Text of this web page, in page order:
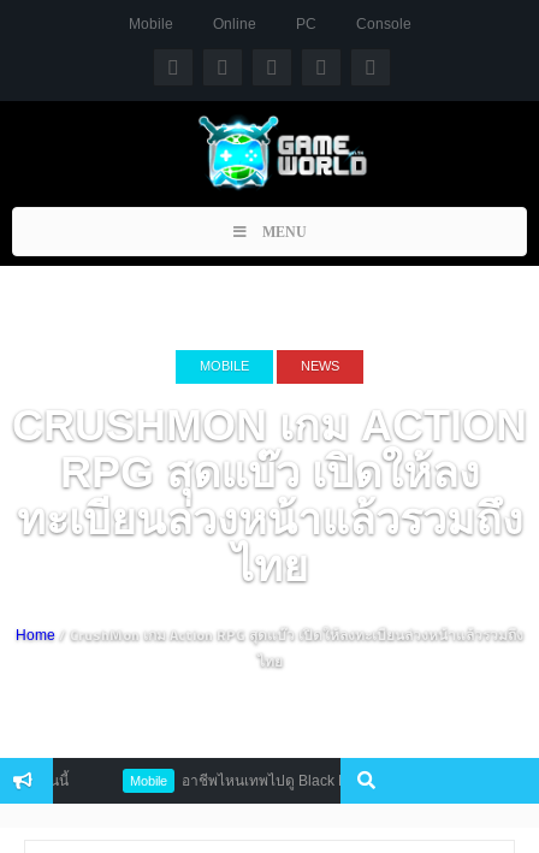
Mobile Online PC Console
Toggle
navigation
MENU
MOBILE NEWS
CRUSHMON เกม ACTION
RPG สุดแบ๊ว เปิดให้ลง
ทะเบียนล่วงหน้าแล้วรวมถึง
ไทย
Home / CrushMon เกม Action RPG สุดแบ๊ว เปิดให้ลงทะเบียนล่วงหน้าแล้วรวมถึง
ไทย
วันนี้ Mobile อาชีพไหนเทพไปดู Black Desert Mobile เผยเกมเพลย์โชว์สกิล